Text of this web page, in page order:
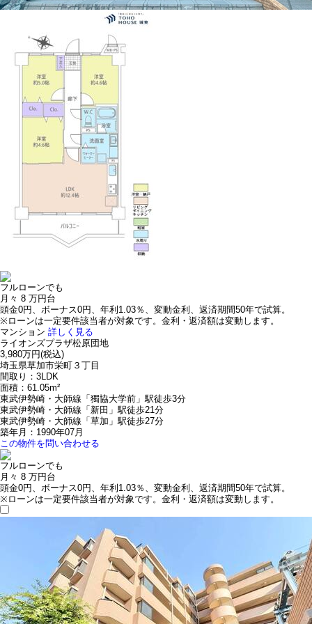
フルローンでも
月々 8 万円台
頭金0円、ボーナス0円、年利1.03％、変動金利、返済期間50年で試算。
※ローンは一定要件該当者が対象です。金利・返済額は変動します。
マンション 詳しく見る
ライオンズプラザ松原団地
3,980万円(税込)
埼玉県草加市栄町３丁目
間取り：3LDK
面積：61.05m²
東武伊勢崎・大師線「獨協大学前」駅徒歩3分
東武伊勢崎・大師線「新田」駅徒歩21分
東武伊勢崎・大師線「草加」駅徒歩27分
築年月：1990年07月
この物件を問い合わせる
フルローンでも
月々 8 万円台
頭金0円、ボーナス0円、年利1.03％、変動金利、返済期間50年で試算。
※ローンは一定要件該当者が対象です。金利・返済額は変動します。